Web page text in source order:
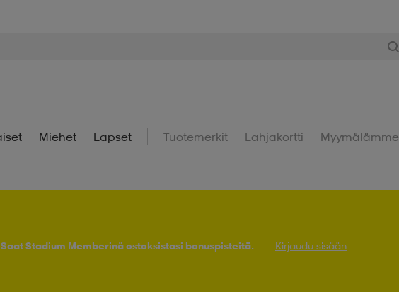
Miehet Lapset Tuotemerkit Lahjakortti Myymälämme
Saat Stadium Memberinä ostoksistasi bonuspisteitä. Kirjaudu sisään